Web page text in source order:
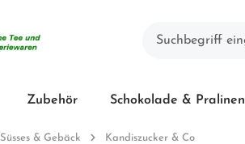
Zubehör Schokolade & Pralinen
Süsses & Gebäck Kandiszucker & Co